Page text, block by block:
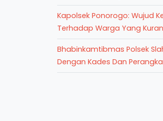
Kapolsek Ponorogo: Wujud
Terhadap Warga Yang
Bhabinkamtibmas Polsek
Dengan Kades Dan